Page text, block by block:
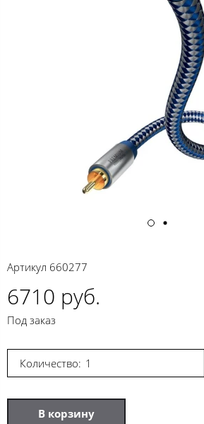
Артикул 660277
6710 руб.
Под заказ
Количество:
В корзину